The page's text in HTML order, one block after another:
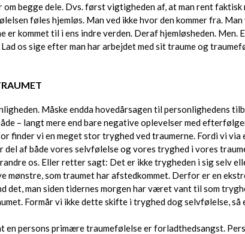
om begge dele. Dvs. først vigtigheden af, at man rent
føles hjemløs. Man ved ikke hvor den kommer fra.
er kommet til i ens indre verden. Deraf hjemløsheden.
os sige efter man har arbejdet med sit traume og
Måske endda hovedårsagen til personlighedens
– langt mere end bare negative oplevelser med
finder vi en meget stor tryghed ved traumerne. Fordi vi
af både vores selvfølelse og vores tryghed i vores
os. Eller retter sagt: Det er ikke trygheden i sig selv
mønstre, som traumet har afstedkommet. Derfor er en
det, man siden tidernes morgen har været vant til som
Formår vi ikke dette skifte i tryghed dog selvfølelse,
en persons primære traumefølelse er forladthedsangst.